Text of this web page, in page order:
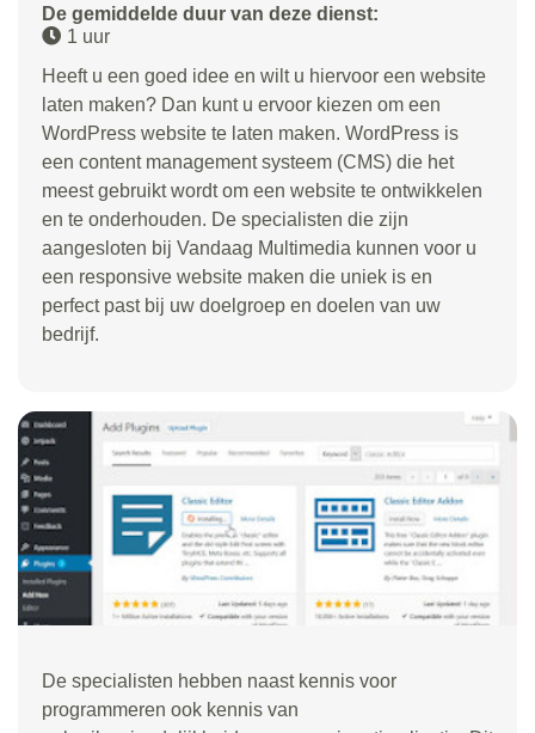
De gemiddelde duur van deze dienst:
1 uur
Heeft u een goed idee en wilt u hiervoor een website
laten maken? Dan kunt u ervoor kiezen om een
WordPress website te laten maken. WordPress is
een content management systeem (CMS) die het
meest gebruikt wordt om een website te ontwikkelen
en te onderhouden. De specialisten die zijn
aangesloten bij Vandaag Multimedia kunnen voor u
een responsive website maken die uniek is en
perfect past bij uw doelgroep en doelen van uw
bedrijf.
De specialisten hebben naast kennis voor
programmeren ook kennis van